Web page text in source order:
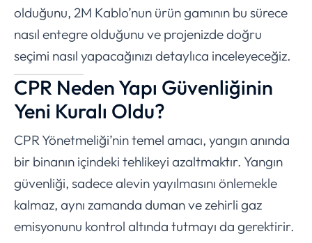
olduğunu, 2M Kablo’nun ürün gamının bu sürece
nasıl entegre olduğunu ve projenizde doğru
seçimi nasıl yapacağınızı detaylıca inceleyeceğiz.
CPR Neden Yapı Güvenliğinin
Yeni Kuralı Oldu?
CPR Yönetmeliği’nin temel amacı, yangın anında
bir binanın içindeki tehlikeyi azaltmaktır. Yangın
güvenliği, sadece alevin yayılmasını önlemekle
kalmaz, aynı zamanda duman ve zehirli gaz
emisyonunu kontrol altında tutmayı da gerektirir.